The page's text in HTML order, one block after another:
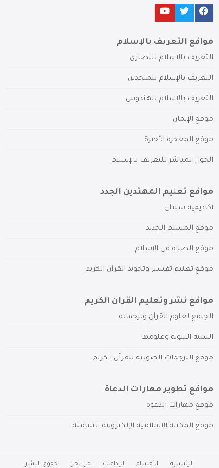
مواقع التعريف بالإسلام
التعريف بالإسلام للنصارى
التعريف بالإسلام للملحدين
التعريف بالإسلام للهندوس
موقع الإيمان
موقع المعجزة الأخيرة
الحوار المباشر للتعريف بالإسلام
مواقع تعليم المهتدين الجدد
أكاديمية سبيلي
موقع المسلم الجديد
موقع الصلاة في الإسلام
موقع تعليم تفسير وتجويد القرآن الكريم
مواقع نشر وتعليم القرآن الكريم
الجامع لعلوم القرآن وترجماته
السنة النبوية وعلومها
موقع الترجمات الصوتية للقرآن الكريم
مواقع تطوير مهارات الدعاة
موقع مهارات الدعوة
موقع المكتبة الإسلامية الإلكترونية الشاملة
الرئيسية الأقسام الإذاعات من نحن حقوق النشر